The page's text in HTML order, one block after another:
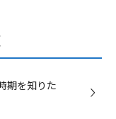
期を知りた